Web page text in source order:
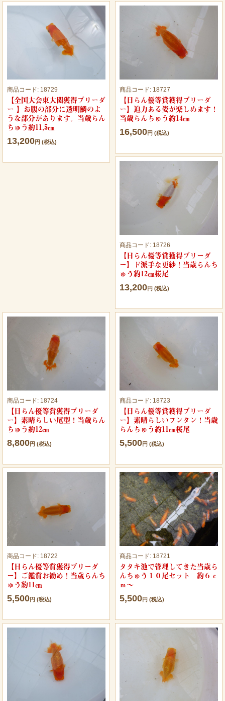
商品コード: 18729
【全国大会東大関獲得ブリーダ
ー 】お腹の部分に透明鱗のよ
うな部分があります。当歳らん
ちゅう約11,5㎝
13,200円 (税込)
商品コード: 18727
【日らん優等賞獲得ブリーダ
ー】迫力ある姿が楽しめます！
当歳らんちゅう約14㎝
16,500円 (税込)
商品コード: 18726
【日らん優等賞獲得ブリーダ
ー】ド派手な更紗！当歳らんち
ゅう約12㎝桜尾
13,200円 (税込)
商品コード: 18724
【日らん優等賞獲得ブリーダ
ー】素晴らしい尾型！当歳らん
ちゅう約12㎝
8,800円 (税込)
商品コード: 18723
【日らん優等賞獲得ブリーダ
ー】素晴らしいフンタン！当歳
らんちゅう約11㎝桜尾
5,500円 (税込)
商品コード: 18722
【日らん優等賞獲得ブリーダ
ー】ご鑑賞お勧め！当歳らんち
ゅう約11㎝
5,500円 (税込)
商品コード: 18721
タタキ池で管理してきた当歳ら
んちゅう１０尾セット 約６ｃ
ｍ～
5,500円 (税込)